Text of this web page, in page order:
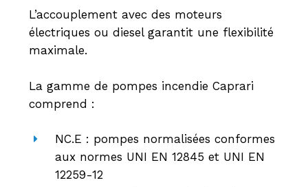
L’accouplement avec des moteurs
électriques ou diesel garantit une flexibilité
maximale.
La gamme de pompes incendie Caprari
comprend :
NC.E : pompes normalisées conformes
aux normes UNI EN 12845 et UNI EN
12259-12